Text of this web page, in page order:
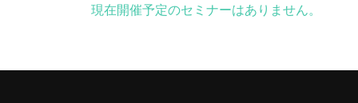
現在開催予定のセミナーはありません。